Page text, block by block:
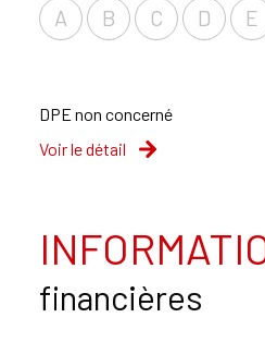
A B C D E
DPE non concerné
Voir le détail
financières